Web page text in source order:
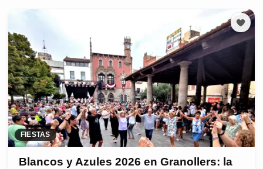
FIESTAS
Blancos y Azules 2026 en Granollers: la